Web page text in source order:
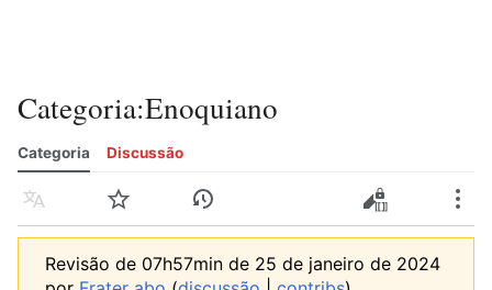
Categoria:Enoquiano
Categoria Discussão
Idioma Vigiar Histórico Editar código-fonte
Revisão de 07h57min de 25 de janeiro de 2024